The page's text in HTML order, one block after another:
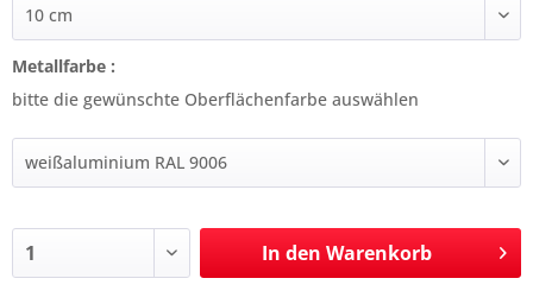
Metallfarbe :
bitte die gewünschte Oberflächenfarbe auswählen
In den Warenkorb